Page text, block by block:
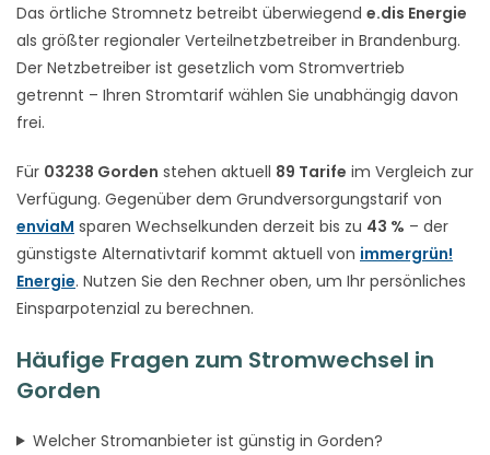
Das örtliche Stromnetz betreibt überwiegend e.dis Energie
als größter regionaler Verteilnetzbetreiber in Brandenburg.
Der Netzbetreiber ist gesetzlich vom Stromvertrieb
getrennt – Ihren Stromtarif wählen Sie unabhängig davon
frei.
Für 03238 Gorden stehen aktuell 89 Tarife im Vergleich zur
Verfügung. Gegenüber dem Grundversorgungstarif von
enviaM sparen Wechselkunden derzeit bis zu 43 % – der
günstigste Alternativtarif kommt aktuell von immergrün!
Energie. Nutzen Sie den Rechner oben, um Ihr persönliches
Einsparpotenzial zu berechnen.
Häufige Fragen zum Stromwechsel in
Gorden
Welcher Stromanbieter ist günstig in Gorden?